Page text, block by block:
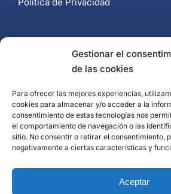
Gestionar el
de las cookies
Para ofrecer las mejores experiencias,
cookies para almacenar y/o acceder a la
consentimiento de estas tecnologías nos
el comportamiento de navegación o las
sitio. No consentir o retirar el consentimiento,
negativamente a ciertas características y
Aceptar
Página de contacto
Puerto Banús, Marbella